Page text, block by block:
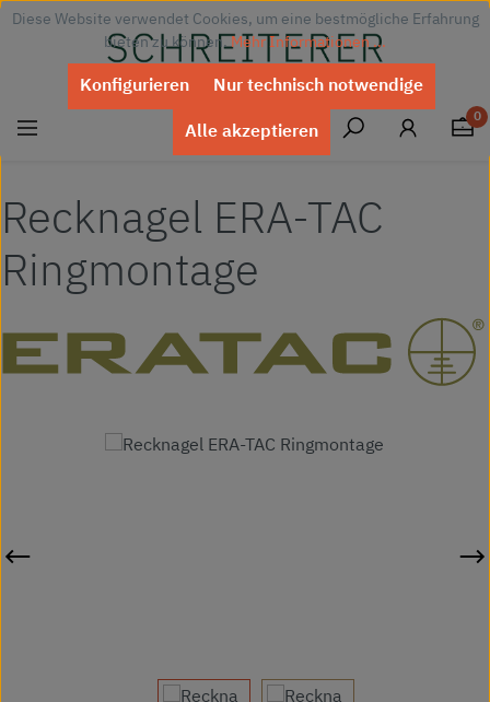
Zum Hauptinhalt springen
0
Recknagel ERA-TAC
Ringmontage
Bildergalerie überspringen
Diese Website verwendet Cookies, um eine bestmögliche Erfahrung
bieten zu können.Mehr Informationen ...
Nur technisch notwendige
Konfigurieren
Alle akzeptieren